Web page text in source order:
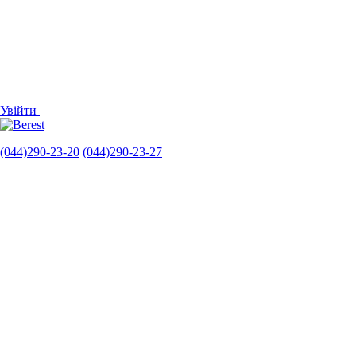
Увійти
(044)290-23-20 (044)290-23-27